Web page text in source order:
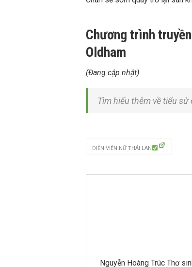
Chương trình
Oldham
(Đang cập nhật)
Tìm hiểu thêm về tiểu
DIỄN VIÊN NỮ THÁI LAN
Nguyễn Hoàng Trúc Thơ